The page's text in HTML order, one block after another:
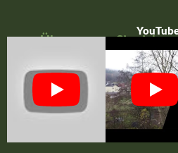
Überzeugen Sie sich